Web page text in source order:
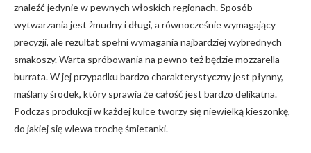
znaleźć jedynie w pewnych włoskich regionach. Sposób
wytwarzania jest żmudny i długi, a równocześnie wymagający
precyzji, ale rezultat spełni wymagania najbardziej wybrednych
smakoszy. Warta spróbowania na pewno też będzie mozzarella
burrata. W jej przypadku bardzo charakterystyczny jest płynny,
maślany środek, który sprawia że całość jest bardzo delikatna.
Podczas produkcji w każdej kulce tworzy się niewielką kieszonkę,
do jakiej się wlewa trochę śmietanki.